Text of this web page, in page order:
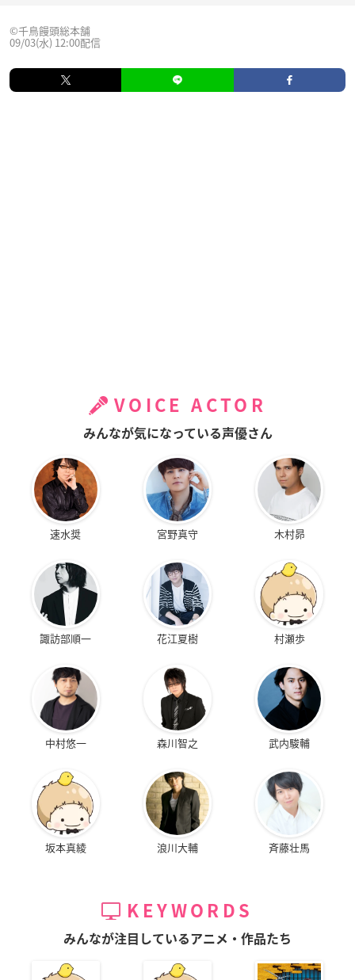
©千鳥饅頭総本舗
09/03(水) 12:00配信
VOICE ACTOR
みんなが気になっている声優さん
速水奨 宮野真守 木村昴
諏訪部順一 花江夏樹 村瀬歩
中村悠一 森川智之 武内駿輔
坂本真綾 浪川大輔 斉藤壮馬
KEYWORDS
みんなが注目しているアニメ・作品たち